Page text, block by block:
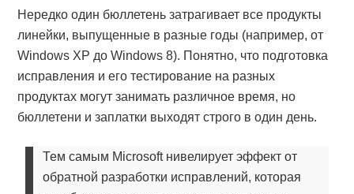
Нередко один бюллетень затрагивает все продукты
линейки, выпущенные в разные годы (например, от
Windows XP до Windows 8). Понятно, что подготовка
исправления и его тестирование на разных
продуктах могут занимать различное время, но
бюллетени и заплатки выходят строго в один день.
Тем самым Microsoft нивелирует эффект от
обратной разработки исправлений, которая